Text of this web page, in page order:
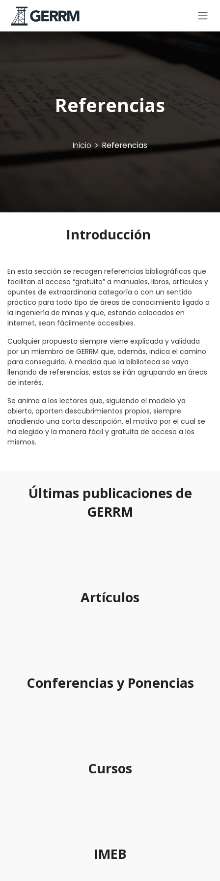
Ir al contenido
Referencias
Inicio Referencias
Introducción
En esta sección se recogen referencias bibliográficas que
facilitan el acceso “gratuito” a manuales, libros, artículos y
apuntes de extraordinaria categoría o con un sentido
práctico para todo tipo de áreas de conocimiento ligado a
la ingeniería de minas y que, estando colocados en
Internet, sean fácilmente accesibles.
Cualquier propuesta siempre viene explicada y validada
por un miembro de GERRM que, además, indica el camino
para conseguirla. A medida que la biblioteca se vaya
llenando de referencias, estas se irán agrupando en áreas
de interés.
Se anima a los lectores que, siguiendo el modelo ya
abierto, aporten descubrimientos propios, siempre
añadiendo una corta descripción, el motivo por el cual se
ha elegido y la manera fácil y gratuita de acceso a los
mismos.
Últimas publicaciones de
GERRM
Artículos
Conferencias y Ponencias
Cursos
IMEB